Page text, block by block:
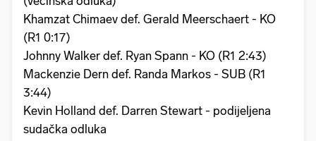
Khamzat Chimaev def. Gerald Meerschaert - KO
(R1 0:17)
Johnny Walker def. Ryan Spann - KO (R1 2:43)
Mackenzie Dern def. Randa Markos - SUB (R1
3:44)
Kevin Holland def. Darren Stewart - podijeljena
sudačka odluka